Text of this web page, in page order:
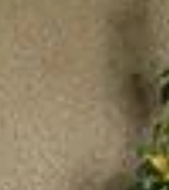
Dans une démarche de jardinage
non seulement une solution
et écologique